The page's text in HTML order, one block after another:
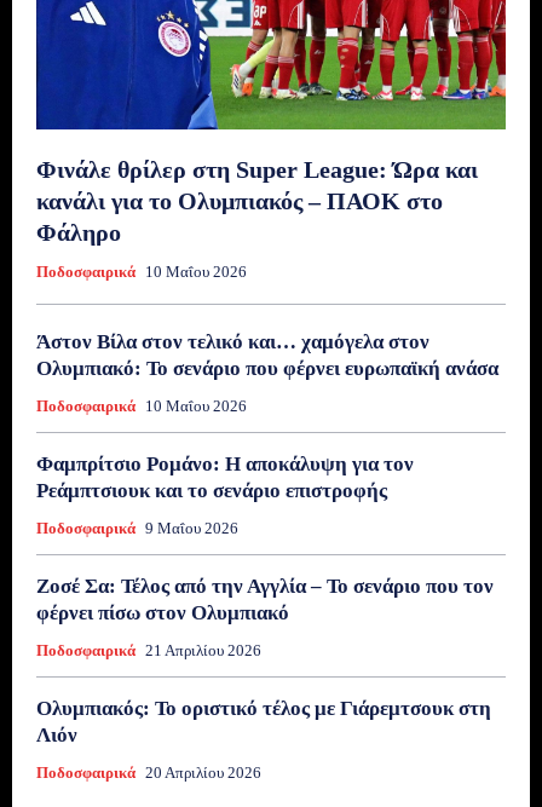
Φινάλε θρίλερ στη Super League: Ώρα και
κανάλι για το Ολυμπιακός – ΠΑΟΚ στο
Φάληρο
Ποδοσφαιρικά 10 Μαΐου 2026
Άστον Βίλα στον τελικό και… χαμόγελα στον
Ολυμπιακό: Το σενάριο που φέρνει ευρωπαϊκή ανάσα
Ποδοσφαιρικά 10 Μαΐου 2026
Φαμπρίτσιο Ρομάνο: Η αποκάλυψη για τον
Ρεάμπτσιουκ και το σενάριο επιστροφής
Ποδοσφαιρικά 9 Μαΐου 2026
Ζοσέ Σα: Τέλος από την Αγγλία – Το σενάριο που τον
φέρνει πίσω στον Ολυμπιακό
Ποδοσφαιρικά 21 Απριλίου 2026
Ολυμπιακός: Το οριστικό τέλος με Γιάρεμτσουκ στη
Λιόν
Ποδοσφαιρικά 20 Απριλίου 2026